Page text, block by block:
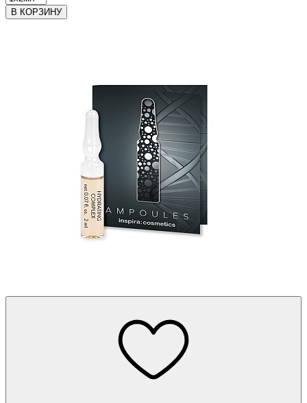
В КОРЗИНУ